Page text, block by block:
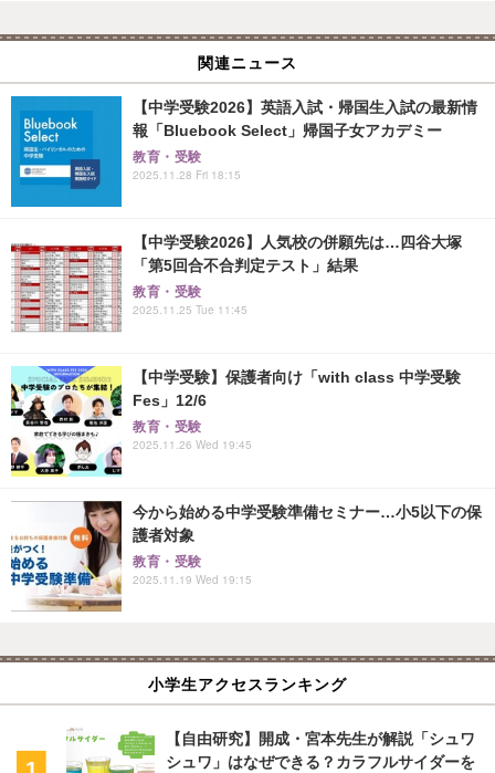
関連ニュース
【中学受験2026】英語入試・帰国生入試の最新情
報「Bluebook Select」帰国子女アカデミー
教育・受験
2025.11.28 Fri 18:15
【中学受験2026】人気校の併願先は…四谷大塚
「第5回合不合判定テスト」結果
教育・受験
2025.11.25 Tue 11:45
【中学受験】保護者向け「with class 中学受験
Fes」12/6
教育・受験
2025.11.26 Wed 19:45
今から始める中学受験準備セミナー…小5以下の保
護者対象
教育・受験
2025.11.19 Wed 19:15
小学生アクセスランキング
【自由研究】開成・宮本先生が解説「シュワ
シュワ」はなぜできる？カラフルサイダーを